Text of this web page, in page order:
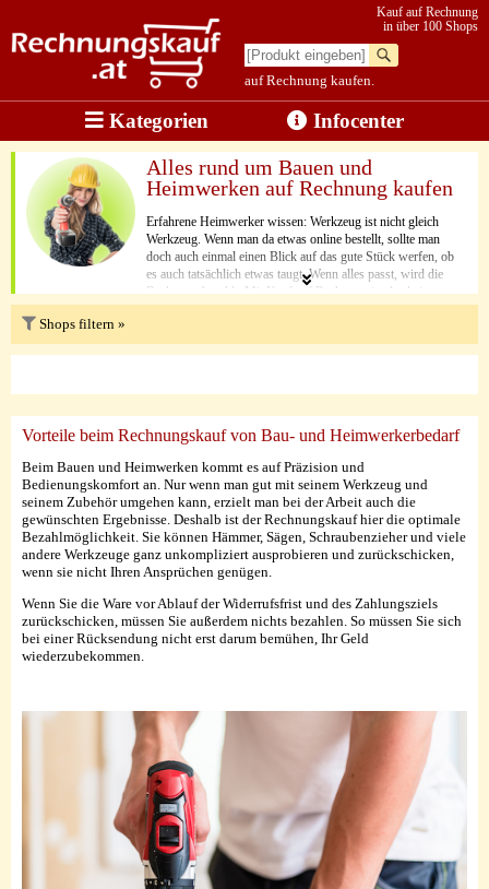
auf Rechnung kaufen.
Kauf auf Rechnung
in über 100 Shops
Kategorien Infocenter
Alles rund um Bauen und
Heimwerken auf Rechnung kaufen
Erfahrene Heimwerker wissen: Werkzeug ist nicht gleich
Werkzeug. Wenn man da etwas online bestellt, sollte man
doch auch einmal einen Blick auf das gute Stück werfen, ob
es auch tatsächlich etwas taugt. Wenn alles passt, wird die
Rechnung bezahlt. Mit Kauf auf Rechnung ist das kein
Problem. In den Online-Shops auf dieser Seite können Sie
nutzen.
Shops filtern »
Vorteile beim Rechnungskauf von Bau- und Heimwerkerbedarf
Beim Bauen und Heimwerken kommt es auf Präzision und
Bedienungskomfort an. Nur wenn man gut mit seinem Werkzeug und
seinem Zubehör umgehen kann, erzielt man bei der Arbeit auch die
gewünschten Ergebnisse. Deshalb ist der Rechnungskauf hier die optimale
Bezahlmöglichkeit. Sie können Hämmer, Sägen, Schraubenzieher und viele
andere Werkzeuge ganz unkompliziert ausprobieren und zurückschicken,
wenn sie nicht Ihren Ansprüchen genügen.
Wenn Sie die Ware vor Ablauf der Widerrufsfrist und des Zahlungsziels
zurückschicken, müssen Sie außerdem nichts bezahlen. So müssen Sie sich
bei einer Rücksendung nicht erst darum bemühen, Ihr Geld
wiederzubekommen.